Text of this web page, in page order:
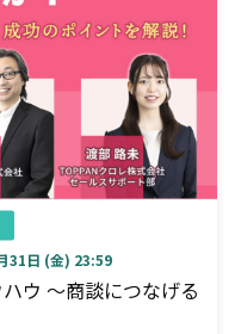
31日 (金) 23:59
ウ ～商談につなげる